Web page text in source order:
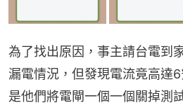
為了找出原因，事主請台電到
漏電情況，但發現電流竟高達
是他們將電閘一個一個關掉測